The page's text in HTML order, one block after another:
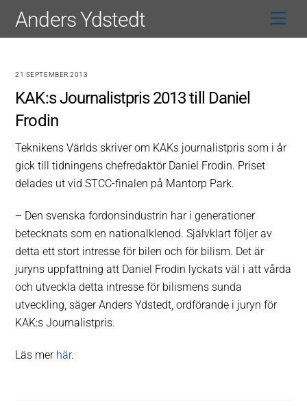
Anders Ydstedt
21 SEPTEMBER 2013
KAK:s Journalistpris 2013 till Daniel
Frodin
Teknikens Världs skriver om KAKs journalistpris som i år
gick till tidningens chefredaktör Daniel Frodin. Priset
delades ut vid STCC-finalen på Mantorp Park.
– Den svenska fordonsindustrin har i generationer
betecknats som en nationalklenod. Självklart följer av
detta ett stort intresse för bilen och för bilism. Det är
juryns uppfattning att Daniel Frodin lyckats väl i att vårda
och utveckla detta intresse för bilismens sunda
utveckling, säger Anders Ydstedt, ordförande i juryn för
KAK:s Journalistpris.
Läs mer här.